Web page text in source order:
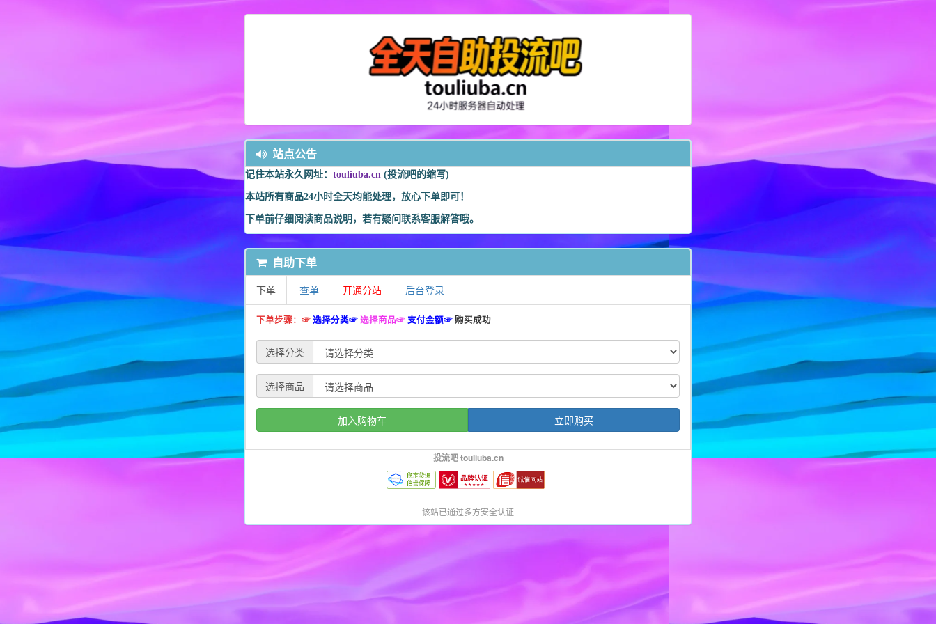
站点公告
记住本站永久网址： touliuba.cn (投流吧的缩写)
本站所有商品24小时全天均能处理，放心下单即可！
下单前仔细阅读商品说明，若有疑问联系客服解答哦。
自助下单
下单 查单 开通分站 后台登录
下单步骤：☞选择分类☞选择商品☞支付金额☞购买成功
选择分类
选择商品
加入购物车 立即购买
投流吧 touliuba.cn
该站已通过多方安全认证